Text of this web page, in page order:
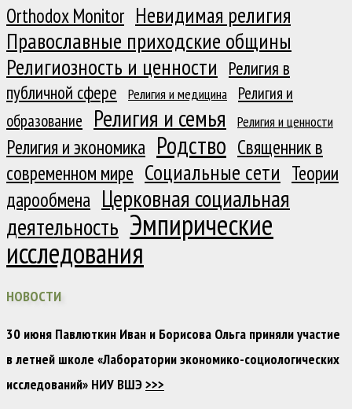
Orthodox Monitor Невидимая религия
Православные приходские общины
Религиозность и ценности Религия в
публичной сфере
Религия и медицина
Религия и
образование
Религия и семья Религия и ценности
Религия и экономика Родство Священник в
современном мире Социальные сети Теории
дарообмена Церковная социальная
деятельность Эмпирические
исследования
НОВОСТИ
30 июня Павлюткин Иван и Борисова Ольга приняли участие
в летней школе «Лаборатории экономико-социологических
исследований» НИУ ВШЭ>>>